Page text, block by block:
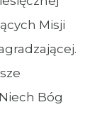
Misji
Bóg